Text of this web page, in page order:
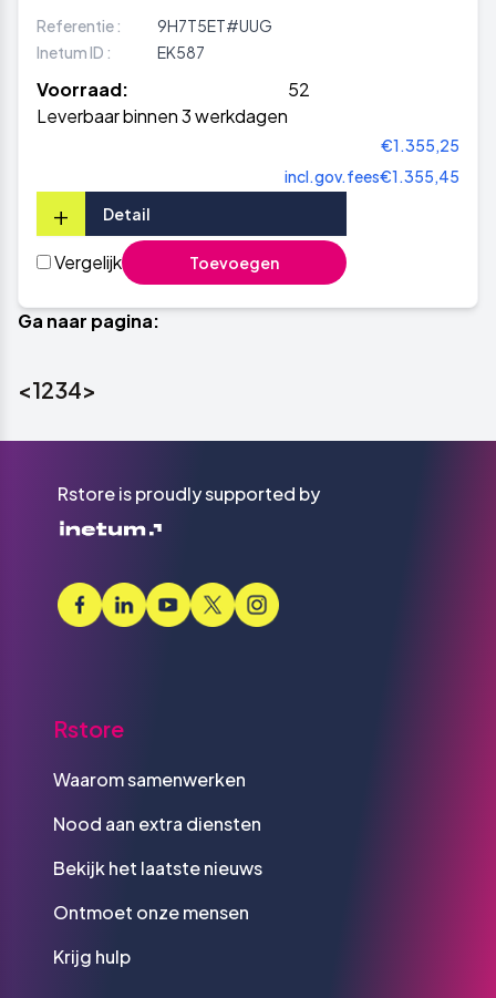
Referentie :
9H7T5ET#UUG
Inetum ID :
EK587
Voorraad:
52
Leverbaar binnen 3 werkdagen
€1.355,25
incl.gov.fees€1.355,45
+ Detail
Vergelijk Toevoegen
Ga naar pagina:
<1234>
Rstore is proudly supported by
Rstore
Waarom samenwerken
Nood aan extra diensten
Bekijk het laatste nieuws
Ontmoet onze mensen
Krijg hulp